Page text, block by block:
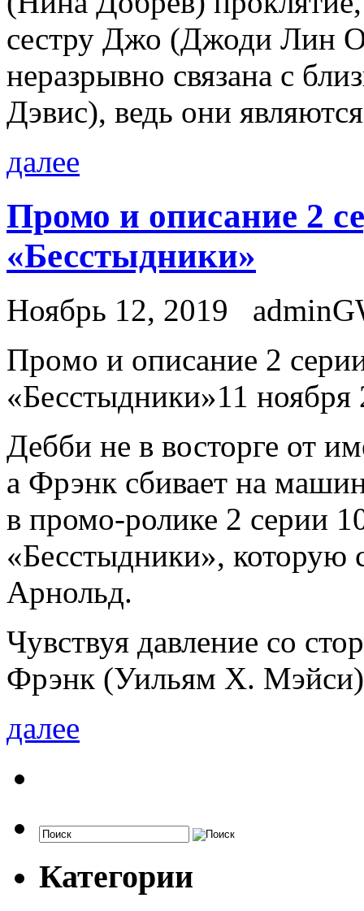
сестру Джо (Джоди Лин
неразрывно связана с
Дэвис), ведь они
далее
Промо и описание 2
«Бесстыдники»
Ноябрь 12, 2019
Прoмo и описание 2
«Бесстыдники»11
Дебби не в восторге от
а Фрэнк сбивает на
в промо-ролике 2 серии
«Бесстыдники»,
Арнольд.
Чувствуя давление со
Фрэнк (Уильям Х. Мэйси)
далее
Категории